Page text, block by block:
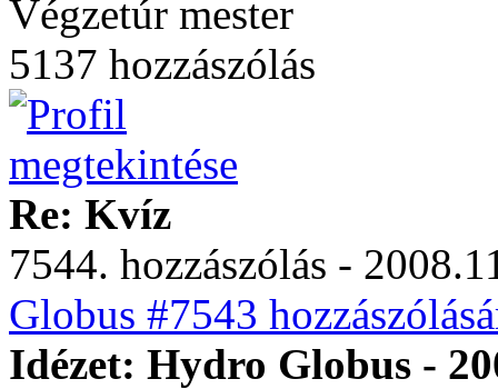
Végzetúr mester
5137 hozzászólás
Re: Kvíz
7544. hozzászólás -
Globus #7543
Idézet: Hydro Globus -